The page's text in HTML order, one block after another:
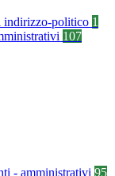
indirizzo-politico 1
107
- amministrativi 95